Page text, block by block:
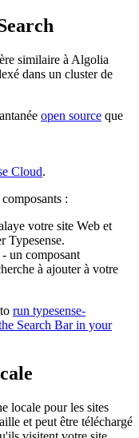
similaire à Algolia
dans un cluster de
open source que
Cloud.
:
votre site Web et
Typesense.
- un composant
à ajouter à votre
run typesense-
Search Bar in your
locale pour les sites
et peut être téléchargé